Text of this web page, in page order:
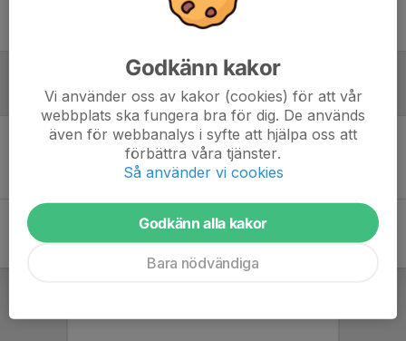
Ingen uppställning ifylld
Referat
Inget referat skrivet
Godkänn kakor
Vi använder oss av kakor (cookies) för att vår
webbplats ska fungera bra för dig. De används
även för webbanalys i syfte att hjälpa oss att
förbättra våra tjänster.
Så använder vi cookies
Godkänn alla kakor
Bara nödvändiga